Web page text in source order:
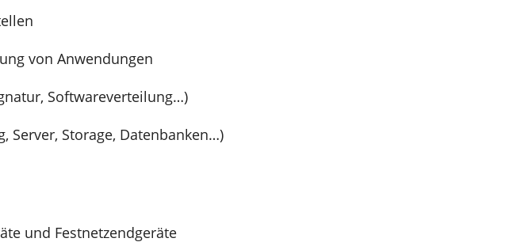
von Anwendungen
Softwareverteilung…)
Storage, Datenbanken…)
und Festnetzendgeräte